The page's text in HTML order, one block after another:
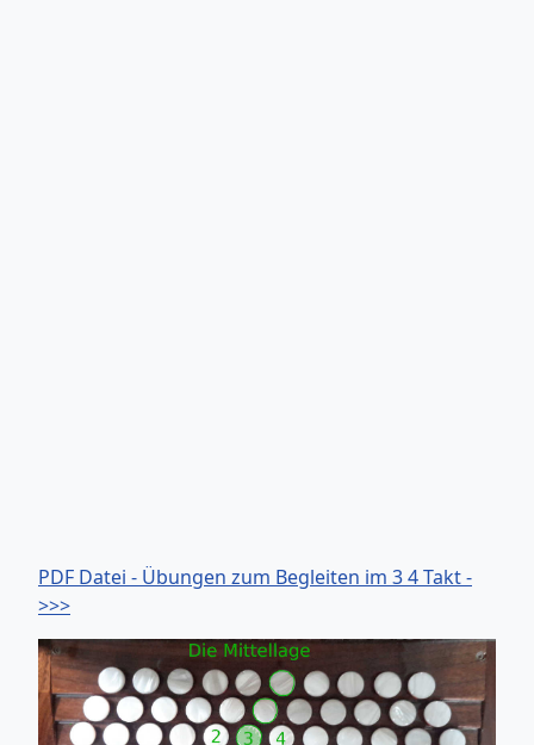
PDF Datei - Übungen zum Begleiten im 3 4 Takt -
>>>